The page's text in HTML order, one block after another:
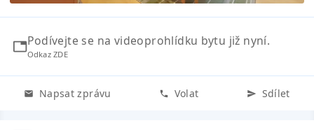
Podívejte se na videoprohlídku bytu již nyní.
Odkaz ZDE
Napsat zprávu Volat Sdílet